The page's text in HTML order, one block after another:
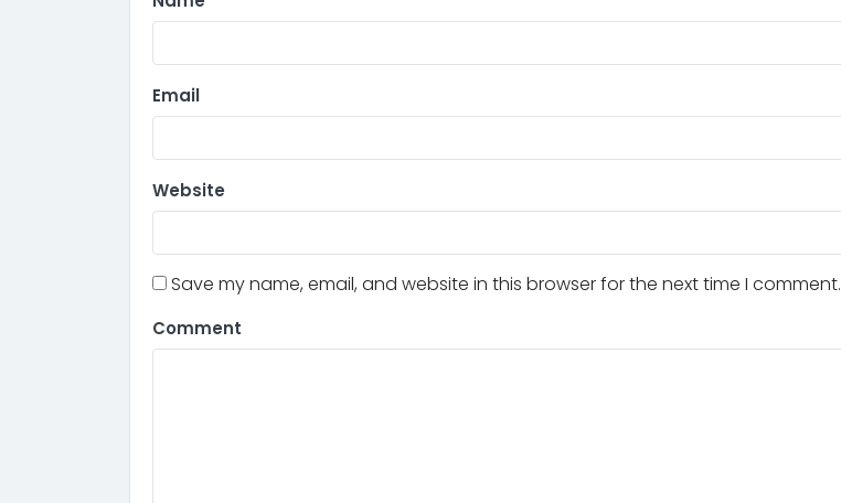
Email
Website
Save my name, email, and website in this browser for the next time I comment.
Comment